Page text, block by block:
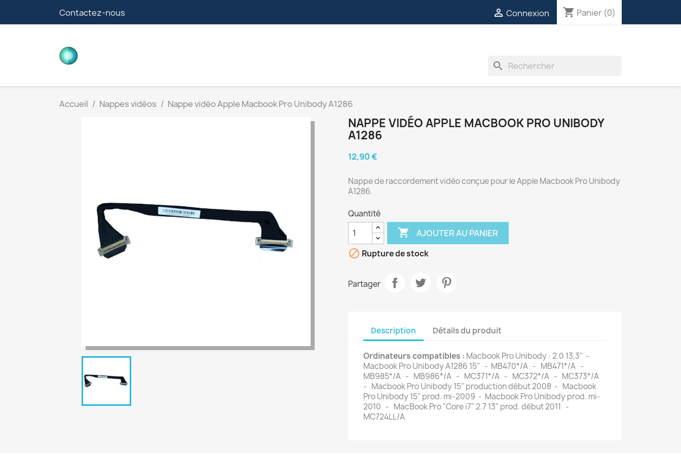
Contactez-nous  Connexion shopping_cart Panier (0)
search
Accueil Nappes vidéos Nappe vidéo Apple Macbook Pro Unibody A1286
NAPPE VIDÉO APPLE MACBOOK PRO UNIBODY
A1286
12,90 €
Nappe de raccordement vidéo conçue pour le Apple Macbook Pro Unibody
A1286.
Quantité
 AJOUTER AU PANIER
 Rupture de stock
Partager
Description Détails du produit
Ordinateurs compatibles : Macbook Pro Unibody : 2.0 13,3'' -
Macbook Pro Unibody A1286 15'' - MB470*/A - MB471*/A -
MB985*/A - MB986*/A - MC371*/A - MC372*/A - MC373*/A
- Macbook Pro Unibody 15" production début 2008 - Macbook
Pro Unibody 15" prod. mi-2009 - Macbook Pro Unibody prod. mi-
2010 - MacBook Pro "Core i7" 2.7 13" prod. début 2011 -
MC724LL/A